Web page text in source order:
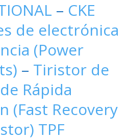
– CKE
de electrónica
(Power
– Tiristor de
Rápida
(Fast Recovery
TPF